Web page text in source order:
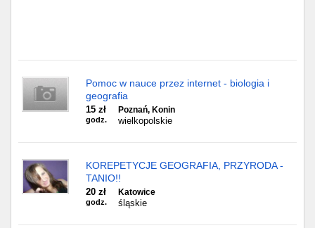
Pomoc w nauce przez internet - biologia i
geografia
15 zł
godz.
Poznań, Konin
wielkopolskie
KOREPETYCJE GEOGRAFIA, PRZYRODA -
TANIO!!
20 zł
godz.
Katowice
śląskie